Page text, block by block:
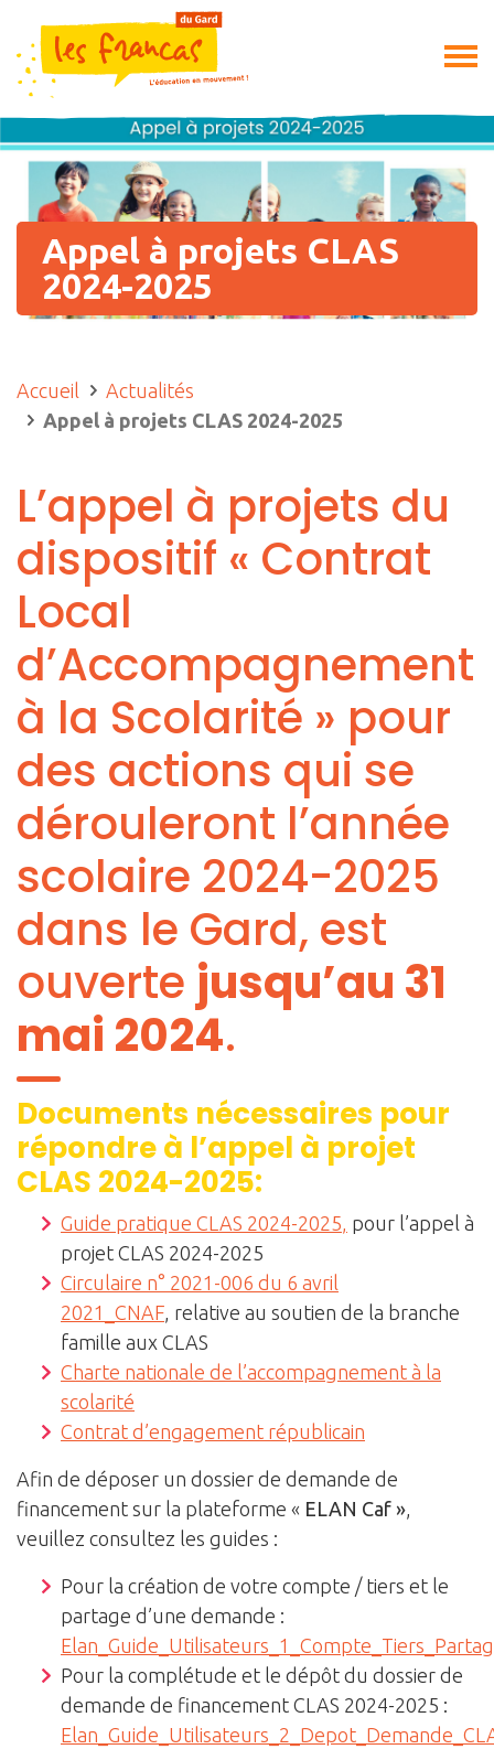
Appel à projets CLAS
2024-2025
Accueil
Actualités
Appel à projets CLAS 2024-2025
L’appel à projets du
dispositif « Contrat
Local
d’Accompagnement
à la Scolarité » pour
des actions qui se
dérouleront l’année
scolaire 2024-2025
dans le Gard, est
ouverte jusqu’au 31
mai 2024.
Documents nécessaires pour
répondre à l’appel à projet
CLAS 2024-2025:
Guide pratique CLAS 2024-2025, pour l’appel à
projet CLAS 2024-2025
Circulaire n° 2021-006 du 6 avril
2021_CNAF, relative au soutien de la branche
famille aux CLAS
Charte nationale de l’accompagnement à la
scolarité
Contrat d’engagement républicain
Afin de déposer un dossier de demande de
financement sur la plateforme « ELAN Caf »,
veuillez consultez les guides :
Pour la création de votre compte / tiers et le
partage d’une demande :
Pour la complétude et le dépôt du dossier de
demande de financement CLAS 2024-2025 :